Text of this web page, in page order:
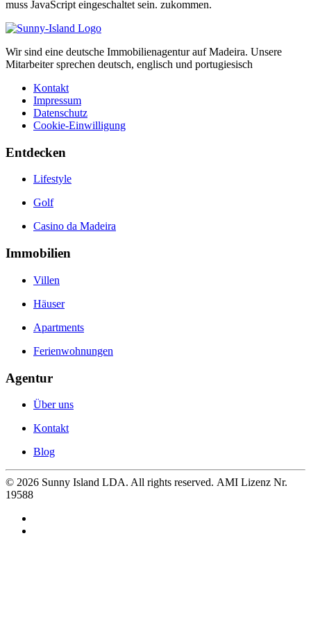
muss JavaScript eingeschaltet sein. zukommen.
Wir sind eine deutsche Immobilienagentur auf Madeira. Unsere
Mitarbeiter sprechen deutsch, englisch und portugiesisch
Kontakt
Impressum
Datenschutz
Cookie-Einwilligung
Entdecken
Lifestyle
Golf
Casino da Madeira
Immobilien
Villen
Häuser
Apartments
Ferienwohnungen
Agentur
Über uns
Kontakt
Blog
© 2026 Sunny Island LDA. All rights reserved. AMI Lizenz Nr.
19588